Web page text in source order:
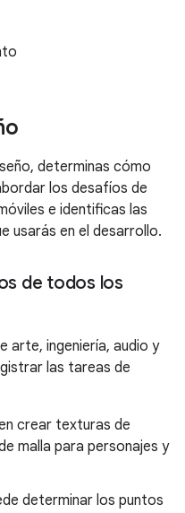
determinas cómo
los desafíos de
e identificas las
usarás en el desarrollo.
de todos los
arte, ingeniería, audio y
las tareas de
crear texturas de
malla para personajes y
determinar los puntos